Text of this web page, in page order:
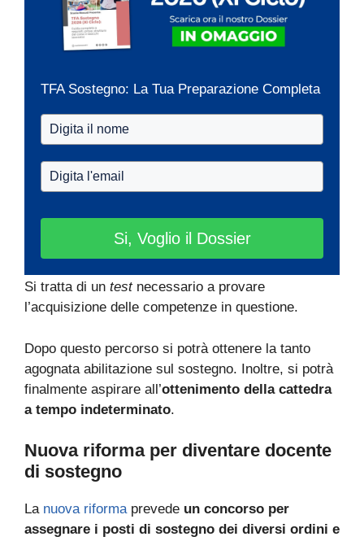
TFA Sostegno: La Tua Preparazione Completa
Si, Voglio il Dossier
Si tratta di un test necessario a provare
l’acquisizione delle competenze in questione.
Dopo questo percorso si potrà ottenere la tanto
agognata abilitazione sul sostegno. Inoltre, si potrà
finalmente aspirare all’ottenimento della cattedra
a tempo indeterminato.
Nuova riforma per diventare docente
di sostegno
La nuova riformaprevede un concorso per
assegnare i posti di sostegno dei diversi ordini e